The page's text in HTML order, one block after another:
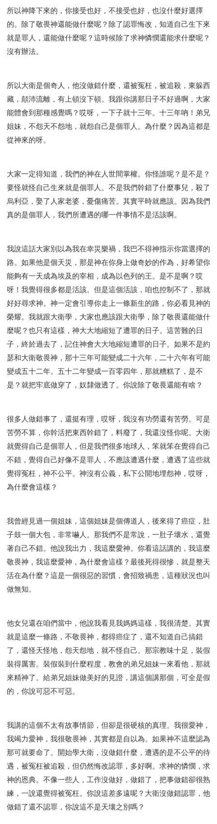
所以神降下來的，你接受也好，不接受也好，也沒什麼好選擇
的。除了敬畏神還能做什麼呢？除了認罪悔改，知道自己生下來
就是罪人，還能做什麼呢？這時候除了求神憐憫還能求什麼呢？
沒有辦法。
所以大衛是個奇人，他沒做錯什麼，還被冤枉，被追殺，東躲西
藏，顛沛流離，有上頓沒下頓。我跟你講那日子不好過啊，大家
能體會到那種感覺嗎？哎呀，一下子就十三年。十三年吶！弟兄
姐妹，不怨天不怨地，就怨自己是個罪人。為什麼？因為這都是
從神來的呀。
大家一定得知道，我們的神在人世間掌權。你怪誰呢？是不是？
要怪就怪自己生來就是個罪人。不是我們幹錯了什麼事兒，殺了
烏利亞，娶了人家老婆，憂傷痛苦。其實平時就應該。因為我們
真的是個罪人，我們所遭遇的哪一件事情不是活該啊。
我說這話大家別以為我在幸災樂禍，我巴不得神指示你當選擇的
路。如果他是個天災，那是神在你身上做奇妙的作為，好希望你
能夠有一天成為埃及的宰相，成為以色列的王。是不是啊？哎
呀！我覺得很多都是活該。但是這個活該，咱也控制不了，那就
好好尋求神。神一定會引導你走上一條新生的路，你必看見神的
榮耀。我就跟大衛學，大家也應該跟大衛學，除了敬畏還能做什
麼呢？也只有這樣，神大大地縮短了遭罪的日子。這苦難的日
子，終於過去了，記住神會大大地縮短遭罪的日子。如果不是約
瑟和大衛敬畏神，那十三年可能變成二十六年，二十六年有可能
變成五十二年。五十二年變成一百零四年，那就糟糕了，是不
是？就把牢底做穿了，奴隸做透了。你說除了敬畏還能有啥？
很多人做錯事了，還挺有理，哎呀，我沒有功勞還有苦勞。可是
苦勞不算，你幹活把東西幹錯了，料廢了，我還沒怪你呢。大衛
就覺得自己是個罪人，但是我們很多地球人，笨就笨在覺得自己
不錯，覺得自己好像不是罪人，不應該遭遇什麼，遭遇了這些就
覺得冤枉，神不公平。神沒有公義，私下公開地埋怨神，哎呀，
為什麼會這樣？
我曾經見過一個姐妹，這個姐妹是個傳道人，後來得了癌症，肚
子鼓一個大包，非常嚇人。那我們不是常說，一肚子壞水，還覺
著自己不錯。他說我出力，我這麼愛神。你看這話講的，我這麼
敬畏神，我這麼愛神，為什麼會這樣？最後死得很慘，就是整天
活在為什麼？這是一個很惡的習慣，會招致禍患，這種狀況也叫
做無知。
他女兒還在咱們當中，他說我看見我媽媽這樣，我很清楚。其實
就是這麼一條路，不敬畏神，都得癌症了，還不知道自己搞錯
了，還怪天怪地，怨天怨地，就不怪自己。那宗教味十足，裝假
裝得厲害。裝假裝到什麼程度，教會的弟兄姐妹一來看他，那就
來精神了。給弟兄姐妹做美好的見證，講這個講那個，可全是假
的，你說可惡不可惡。
我講的這個不太有故事情節，但卻是很硬核的真理。我很愛神，
我竭力愛神，我很敬畏神，其實都是自以為。如果神不這麼認為
那可就要命了。開始學大衛，沒做錯什麼，遭遇的是不公平的待
遇，被冤枉被追殺，但仍然悔改認罪，多好啊。求神的憐憫，求
神的恩典。不像一些人，工作沒做好，做錯了，把事做錯卻很熟
練，一說還覺得被冤枉。你說這差多遠呢？大衛沒做錯認罪，他
做錯了還不認罪，你說這不是天壤之別嗎？